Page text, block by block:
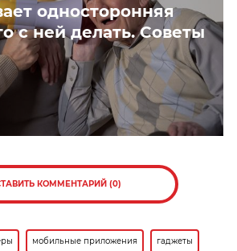
односторонняя
с ней делать. Советы
КОММЕНТАРИЙ (0)
мобильные приложения гаджеты